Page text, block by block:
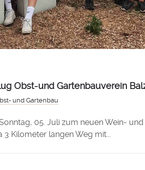
Obst-und Gartenbauverein
und Gartenbau
05. Juli zum neuen Wein-
Kilometer langen Weg mit...